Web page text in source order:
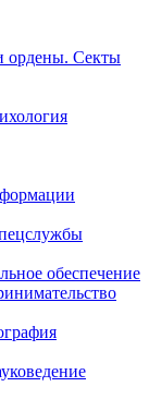
ордены. Секты
обеспечение